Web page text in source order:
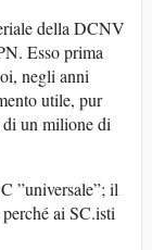
della DCNV
Esso prima
negli anni
utile, pur
di un milione di
”universale”; il
ai SC.isti